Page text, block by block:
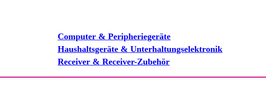
Computer & Peripheriegeräte
Haushaltsgeräte & Unterhaltungselektronik
Receiver & Receiver-Zubehör